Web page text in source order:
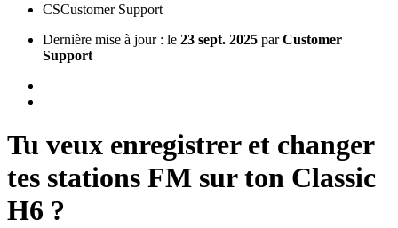
CSCustomer Support
Dernière mise à jour : le 23 sept. 2025 parCustomer
Support
Tu veux enregistrer et changer
tes stations FM sur ton Classic
H6 ?